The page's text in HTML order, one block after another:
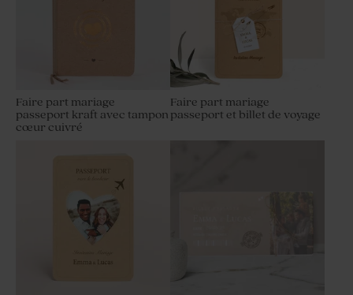
Faire part mariage
passeport kraft avec tampon
cœur cuivré
Faire part mariage
passeport et billet de voyage